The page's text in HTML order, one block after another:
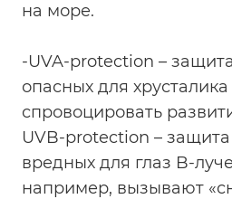
на море.
-UVA-protection –
опасных для
спровоцировать
UVB-protection – защита
вредных для глаз B-
например, вызывают